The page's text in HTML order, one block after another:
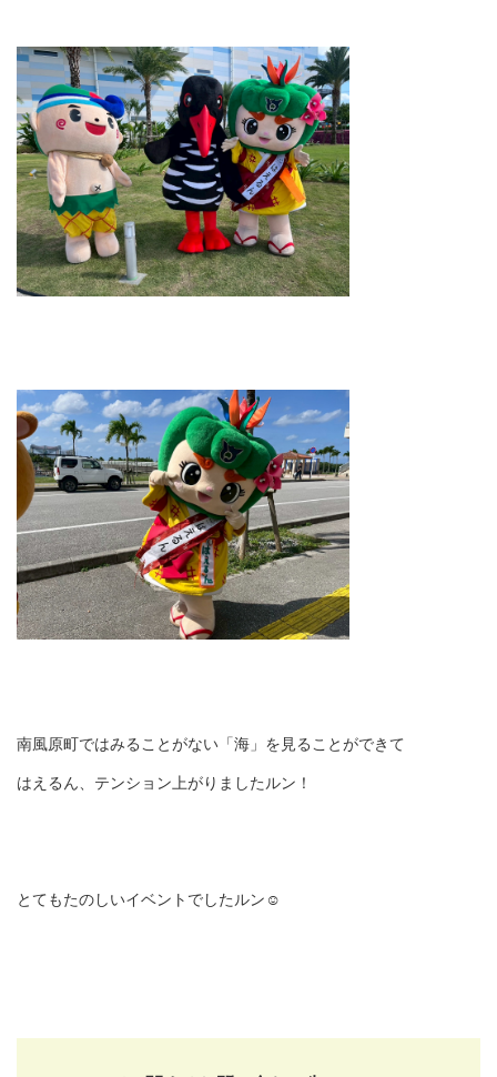
南風原町ではみることがない「海」を見ることができて
はえるん、テンション上がりましたルン！
とてもたのしいイベントでしたルン☺